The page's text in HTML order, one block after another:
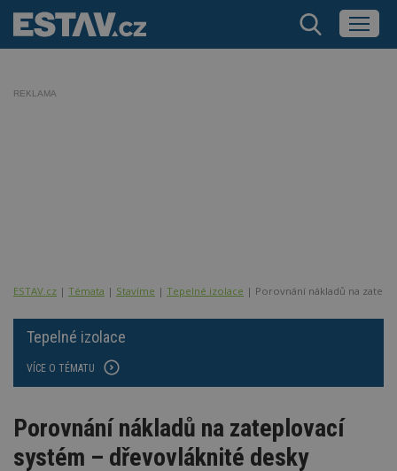
REKLAMA
ESTAV.cz Témata Stavíme Tepelné izolace Porovnání nákladů na
Tepelné izolace
VÍCE O TÉMATU
Porovnání nákladů na zateplovací
systém – dřevovláknité desky